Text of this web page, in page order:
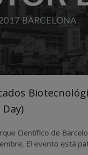
Científico de
El evento está